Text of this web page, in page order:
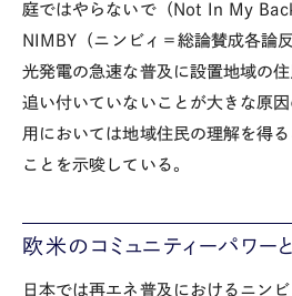
庭ではやらないで（Not In My
NIMBY（ニンビィ＝総論賛成各論
光発電の急速な普及に設置地域の
追い付いていないことが大きな原
用においては地域住民の理解を得
ことを示唆している。
欧米のコミュニティーパワー
日本では再エネ普及におけるニン